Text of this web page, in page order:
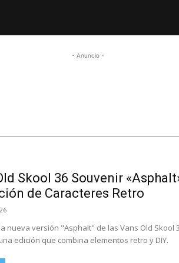
- Anuncio -
Skool 36 Souvenir
de Caracteres Retro
nueva versión "Asphalt" de las Vans Old Skool
edición que combina elementos retro y DIY.